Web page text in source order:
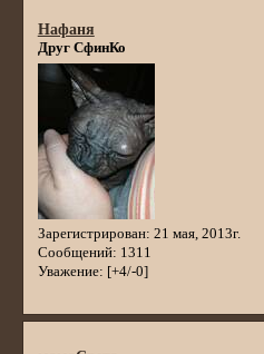
Нафаня
Друг СфинКо
Зарегистрирован: 21 мая, 2013г.
Сообщений: 1311
Уважение: [+4/-0]